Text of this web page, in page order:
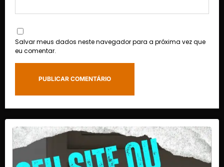
Salvar meus dados neste navegador para a próxima vez que
eu comentar.